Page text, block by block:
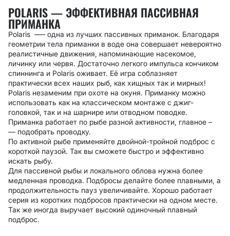
POLARIS — ЭФФЕКТИВНАЯ ПАССИВНАЯ
ПРИМАНКА
Polaris –— одна из лучших пассивных приманок. Благодаря
геометрии тела приманки в воде она совершает невероятно
реалистичные движения, напоминающие насекомое,
личинку или червя. Достаточно легкого импульса кончиком
спиннинга и Polaris оживает. Её игра соблазняет
практически всех наших рыб, как хищных так и мирных!
Polaris незаменим при охоте на окуня. Приманку можно
использовать как на классическом монтаже с джиг-
головкой, так и на шарнире или отводном поводке.
Приманка работает по рыбе разной активности, главное –
— подобрать проводку.
По активной рыбе применяйте двойной-тройной подброс с
короткой паузой. Так вы сможете быстро и эффективно
искать рыбу.
Для пассивной рыбы и локального облова нужна более
медленная проводка. Подбросы делайте более плавными, а
продолжительность пауз увеличивайте. Хорошо работает
серия из коротких подбросов практически на одном месте.
Так же иногда выручает высокий одиночный плавный
подброс.